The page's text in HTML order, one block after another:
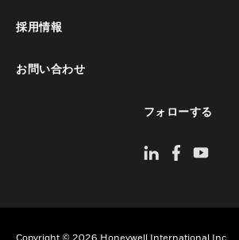
採用情報
お問い合わせ
フォローする
Copyright © 2026 Honeywell International Inc